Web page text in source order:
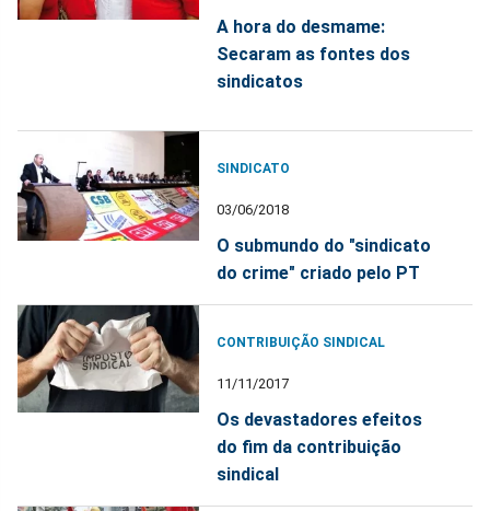
A hora do desmame:
Secaram as fontes dos
sindicatos
SINDICATO
03/06/2018
O submundo do "sindicato
do crime" criado pelo PT
CONTRIBUIÇÃO SINDICAL
11/11/2017
Os devastadores efeitos
do fim da contribuição
sindical